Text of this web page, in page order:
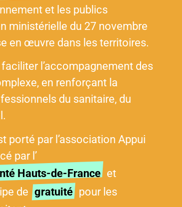
et les publics
ministérielle du 27 novembre
en œuvre dans les territoires.
l’accompagnement des
en renforçant la
du sanitaire, du
porté par l’association Appui
par l’
Hauts-de-France et
de gratuité pour les